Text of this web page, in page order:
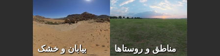
بیابان و خشک مناطق و روستاها